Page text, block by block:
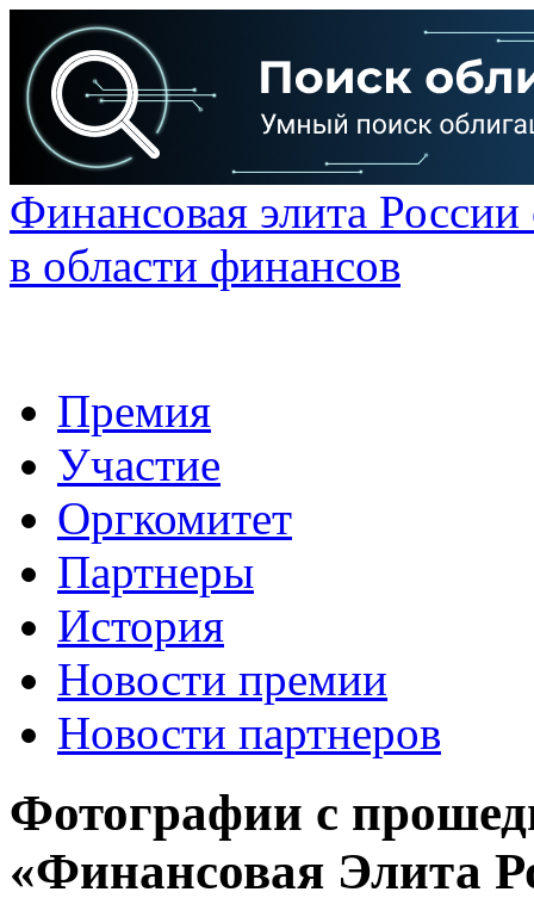
Финансовая элита
в области финансов
Премия
Участие
Оргкомитет
Партнеры
История
Новости премии
Новости партнеров
Фотографии с
«Финансовая Элита